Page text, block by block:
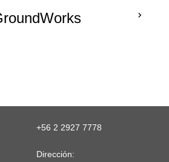
+56 2 2927 7778
Dirección: